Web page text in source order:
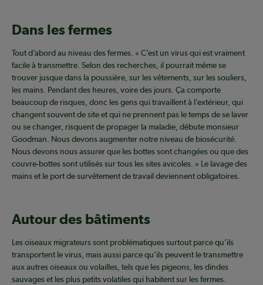
Dans les fermes
Tout d’abord au niveau des fermes. « C’est un virus qui est vraiment
facile à transmettre. Selon des recherches, il pourrait même se
trouver jusque dans la poussière, sur les vêtements, sur les souliers,
les mains. Pendant des heures, voire des jours. Ça comporte
beaucoup de risques, donc les gens qui travaillent à l’extérieur, qui
changent souvent de site et qui ne prennent pas le temps de se laver
ou se changer, risquent de propager la maladie, débute monsieur
Goodman. Nous devons augmenter notre niveau de biosécurité.
Nous devons nous assurer que les bottes sont changées ou que des
couvre-bottes sont utilisés sur tous les sites avicoles. » Le lavage des
mains et le port de survêtement de travail deviennent obligatoires.
Autour des bâtiments
Les oiseaux migrateurs sont problématiques surtout parce qu’ils
transportent le virus, mais aussi parce qu’ils peuvent le transmettre
aux autres oiseaux ou volailles, tels que les pigeons, les dindes
sauvages et les plus petits volatiles qui habitent sur les fermes.